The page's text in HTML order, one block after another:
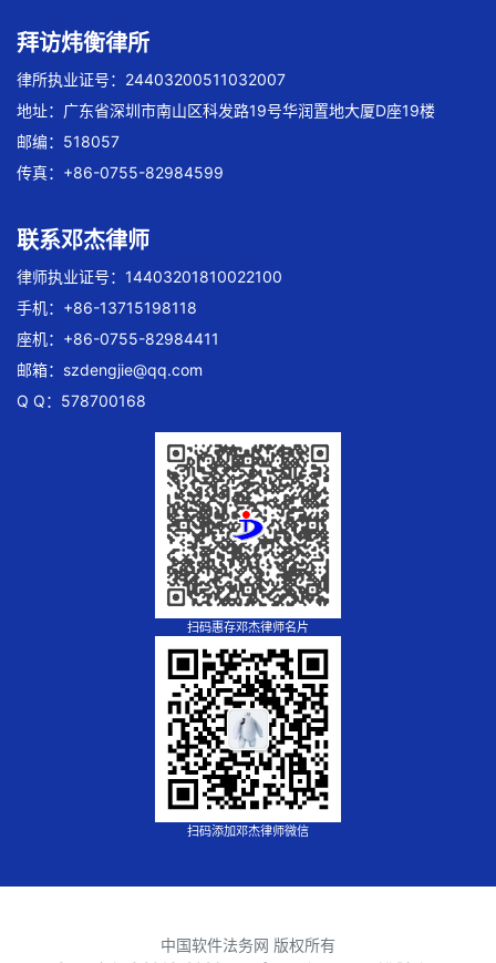
拜访炜衡律所
律所执业证号：24403200511032007
地址：广东省深圳市南山区科发路19号华润置地大厦D座19楼
邮编：518057
传真：+86-0755-82984599
联系邓杰律师
律师执业证号：14403201810022100
手机：+86-13715198118
座机：+86-0755-82984411
邮箱： szdengjie@qq.com
Q Q：578700168
扫码惠存邓杰律师名片
扫码添加邓杰律师微信
中国软件法务网 版权所有